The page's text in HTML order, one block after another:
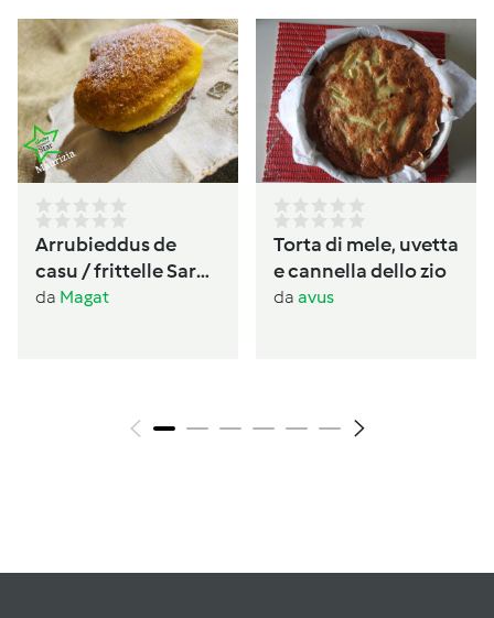
Arrubieddus de
casu / frittelle Sarde
al formaggio di
da Magat
Torta di mele, uvetta
e cannella dello zio
da avus